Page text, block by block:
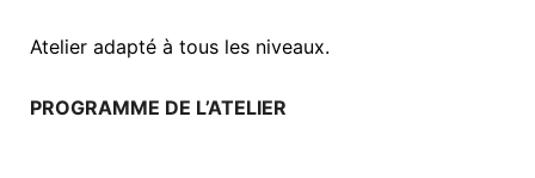
Atelier adapté à tous les niveaux.
PROGRAMME DE L’ATELIER